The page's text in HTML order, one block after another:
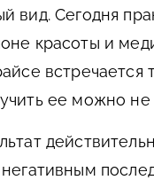
вид. Сегодня
красоты и
встречается
ее можно не